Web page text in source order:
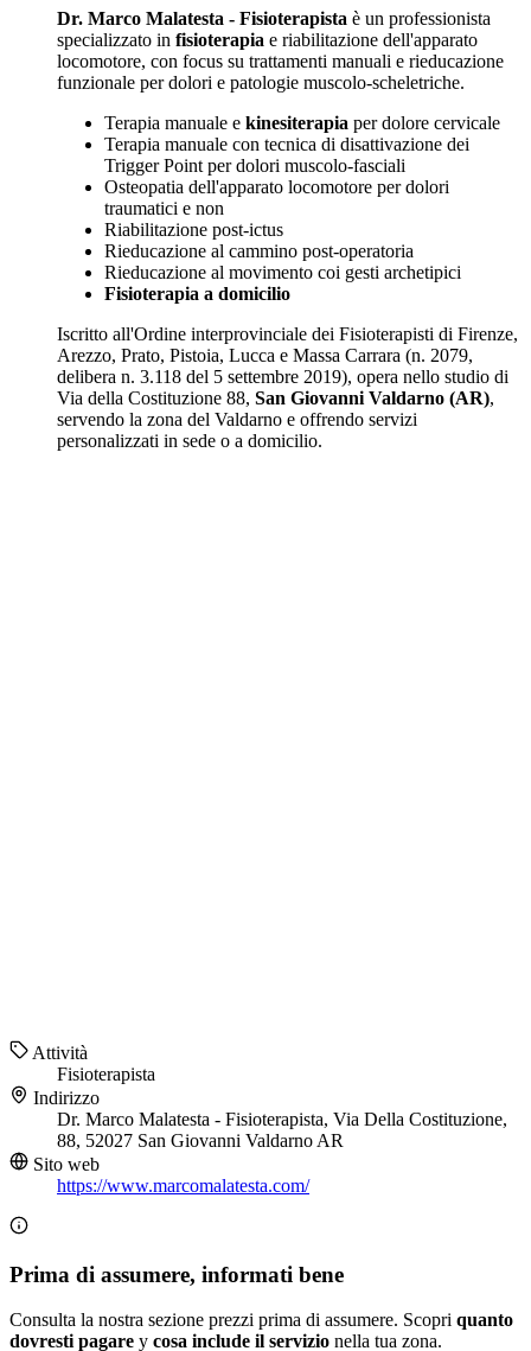
Dr. Marco Malatesta - Fisioterapista è un professionista
specializzato in fisioterapia e riabilitazione dell'apparato
locomotore, con focus su trattamenti manuali e rieducazione
funzionale per dolori e patologie muscolo-scheletriche.
Terapia manuale e kinesiterapia per dolore cervicale
Terapia manuale con tecnica di disattivazione dei
Trigger Point per dolori muscolo-fasciali
Osteopatia dell'apparato locomotore per dolori
traumatici e non
Riabilitazione post-ictus
Rieducazione al cammino post-operatoria
Rieducazione al movimento coi gesti archetipici
Fisioterapia a domicilio
Iscritto all'Ordine interprovinciale dei Fisioterapisti di Firenze,
Arezzo, Prato, Pistoia, Lucca e Massa Carrara (n. 2079,
delibera n. 3.118 del 5 settembre 2019), opera nello studio di
Via della Costituzione 88, San Giovanni Valdarno (AR),
servendo la zona del Valdarno e offrendo servizi
personalizzati in sede o a domicilio.
Attività
Fisioterapista
Indirizzo
Dr. Marco Malatesta - Fisioterapista, Via Della Costituzione,
88, 52027 San Giovanni Valdarno AR
Sito web
https://www.marcomalatesta.com/
Prima di assumere, informati bene
Consulta la nostra sezione prezzi prima di assumere. Scopri quanto
dovresti pagare y cosa include il servizio nella tua zona.